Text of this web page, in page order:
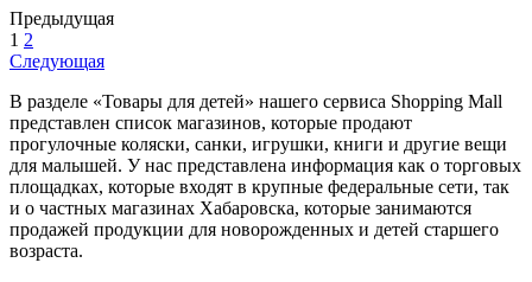
Предыдущая
1 2
Следующая
В разделе «Товары для детей» нашего сервиса Shopping Mall
представлен список магазинов, которые продают
прогулочные коляски, санки, игрушки, книги и другие вещи
для малышей. У нас представлена информация как о торговых
площадках, которые входят в крупные федеральные сети, так
и о частных магазинах Хабаровска, которые занимаются
продажей продукции для новорожденных и детей старшего
возраста.